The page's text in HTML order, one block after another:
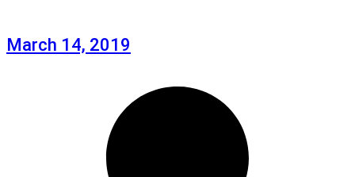
March 14, 2019